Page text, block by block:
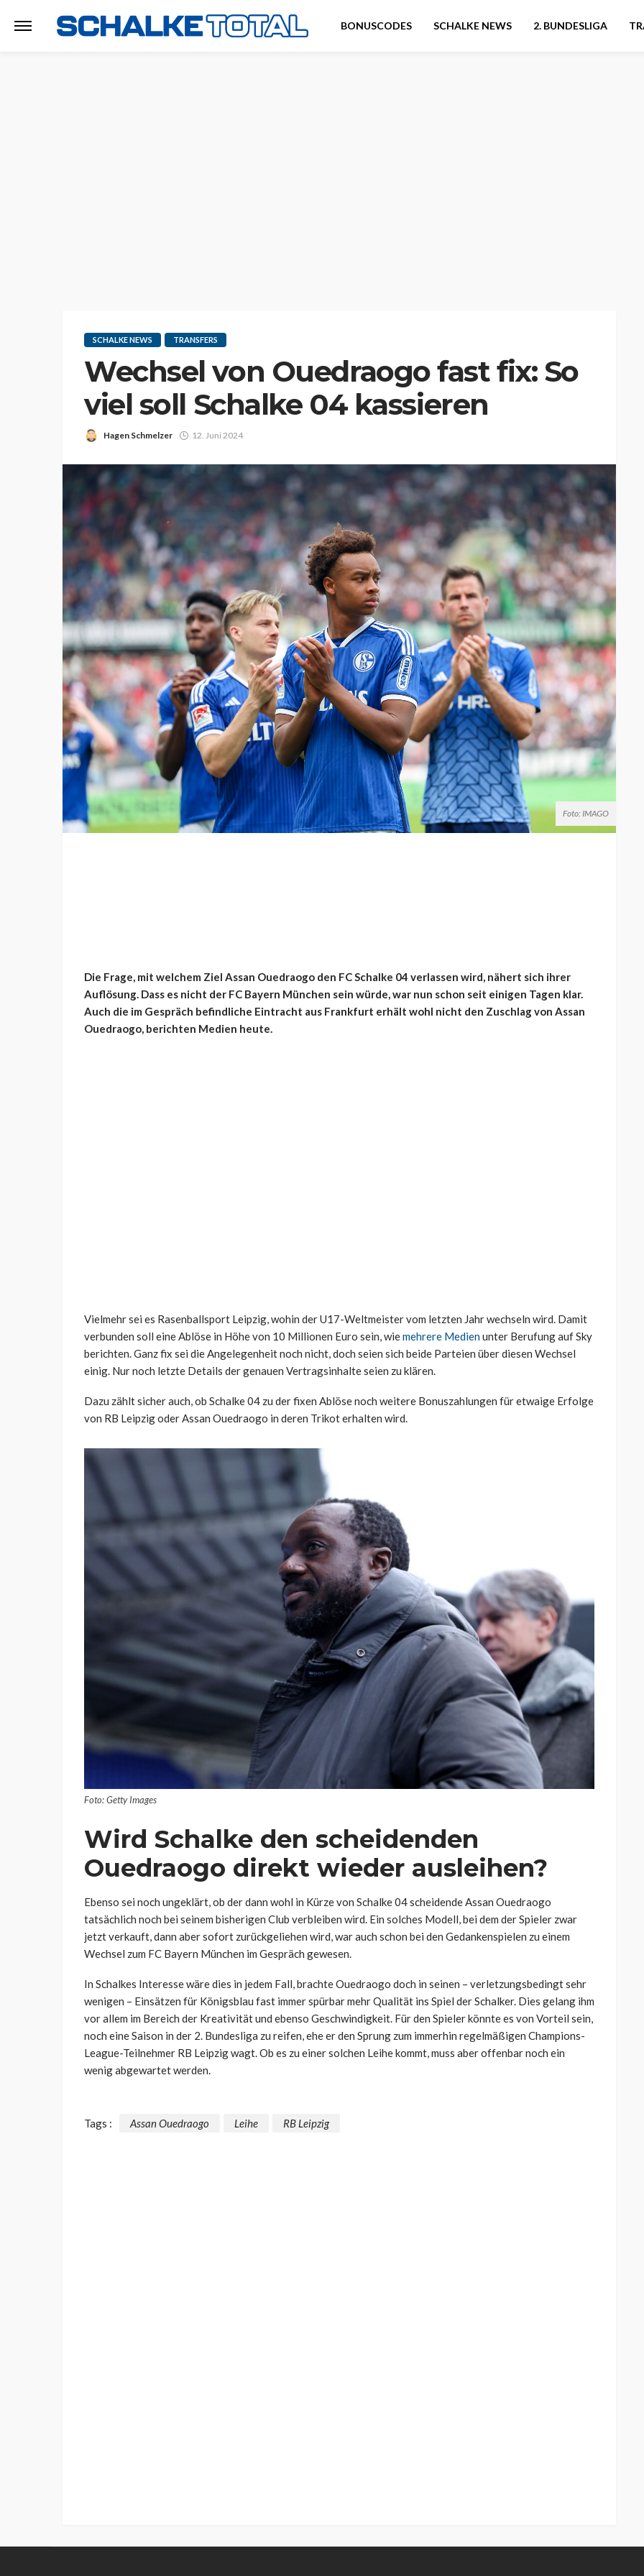
BONUSCODES SCHALKE NEWS 2. BUNDESLIGA
SCHALKE NEWS TRANSFERS
Wechsel von Ouedraogo fast fix: So
viel soll Schalke 04 kassieren
Hagen Schmelzer 12. Juni 2024
Foto: IMAGO
Die Frage, mit welchem Ziel Assan Ouedraogo den FC Schalke 04 verlassen wird, nähert sich ihrer
Auflösung. Dass es nicht der FC Bayern München sein würde, war nun schon seit einigen Tagen klar.
Auch die im Gespräch befindliche Eintracht aus Frankfurt erhält wohl nicht den Zuschlag von Assan
Ouedraogo, berichten Medien heute.
Vielmehr sei es Rasenballsport Leipzig, wohin der U17-Weltmeister vom letzten Jahr wechseln wird. Damit
verbunden soll eine Ablöse in Höhe von 10 Millionen Euro sein, wiemehrere Medienunter Berufung auf Sky
berichten. Ganz fix sei die Angelegenheit noch nicht, doch seien sich beide Parteien über diesen Wechsel
einig. Nur noch letzte Details der genauen Vertragsinhalte seien zu klären.
Dazu zählt sicher auch, ob Schalke 04 zu der fixen Ablöse noch weitere Bonuszahlungen für etwaige Erfolge
von RB Leipzig oder Assan Ouedraogo in deren Trikot erhalten wird.
Foto: Getty Images
Wird Schalke den scheidenden
Ouedraogo direkt wieder ausleihen?
Ebenso sei noch ungeklärt, ob der dann wohl in Kürze von Schalke 04 scheidende Assan Ouedraogo
tatsächlich noch bei seinem bisherigen Club verbleiben wird. Ein solches Modell, bei dem der Spieler zwar
jetzt verkauft, dann aber sofort zurückgeliehen wird, war auch schon bei den Gedankenspielen zu einem
Wechsel zum FC Bayern München im Gespräch gewesen.
In Schalkes Interesse wäre dies in jedem Fall, brachte Ouedraogo doch in seinen – verletzungsbedingt sehr
wenigen – Einsätzen für Königsblau fast immer spürbar mehr Qualität ins Spiel der Schalker. Dies gelang ihm
vor allem im Bereich der Kreativität und ebenso Geschwindigkeit. Für den Spieler könnte es von Vorteil sein,
noch eine Saison in der 2. Bundesliga zu reifen, ehe er den Sprung zum immerhin regelmäßigen Champions-
League-Teilnehmer RB Leipzig wagt. Ob es zu einer solchen Leihe kommt, muss aber offenbar noch ein
wenig abgewartet werden.
Tags : Assan Ouedraogo Leihe RB Leipzig